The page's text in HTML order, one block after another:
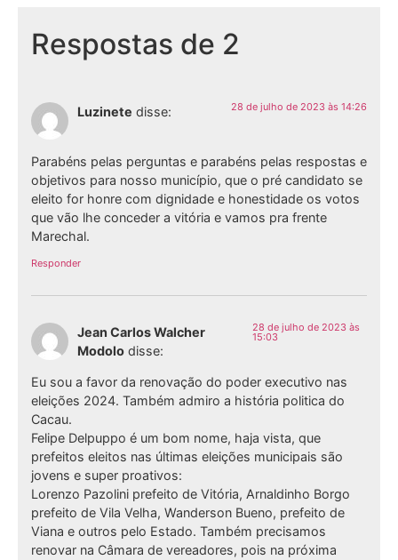
Respostas de 2
Luzinete disse: 28 de julho de 2023 às 14:26
Parabéns pelas perguntas e parabéns pelas respostas e
objetivos para nosso município, que o pré candidato se
eleito for honre com dignidade e honestidade os votos
que vão lhe conceder a vitória e vamos pra frente
Marechal.
Responder
Jean Carlos Walcher
Modolo disse:
28 de julho de 2023 às
15:03
Eu sou a favor da renovação do poder executivo nas
eleições 2024. Também admiro a história politica do
Cacau.
Felipe Delpuppo é um bom nome, haja vista, que
prefeitos eleitos nas últimas eleições municipais são
jovens e super proativos:
Lorenzo Pazolini prefeito de Vitória, Arnaldinho Borgo
prefeito de Vila Velha, Wanderson Bueno, prefeito de
Viana e outros pelo Estado. Também precisamos
renovar na Câmara de vereadores, pois na próxima